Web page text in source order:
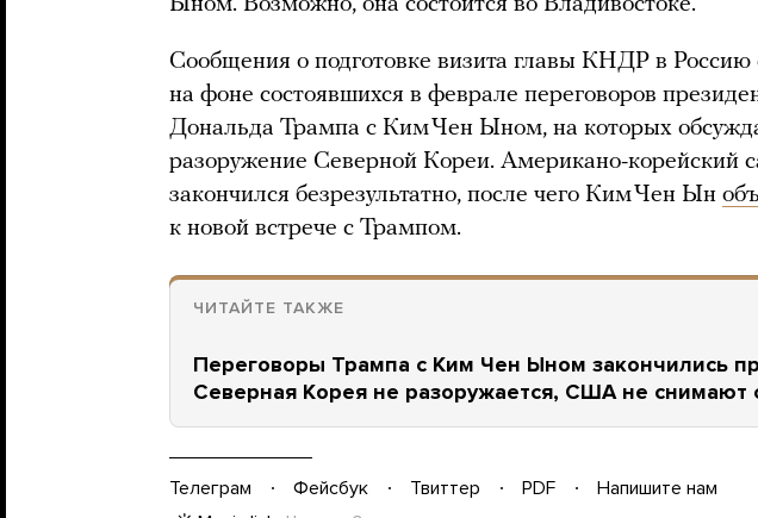
Ыном. Возможно, она состоится во Владивостоке.
Сообщения о подготовке визита главы КНДР в Россию
на фоне состоявшихся в феврале переговоров
Дональда Трампа с Ким Чен Ыном, на которых
разоружение Северной Кореи. Американо-корейский
закончился безрезультатно, после чего Ким Чен Ын
к новой встрече с Трампом.
ЧИТАЙТЕ ТАКЖЕ
Переговоры Трампа с Ким Чен Ыном закончились
Северная Корея не разоружается, США не снимают
Телеграм Фейсбук Твиттер PDF
Напишите нам